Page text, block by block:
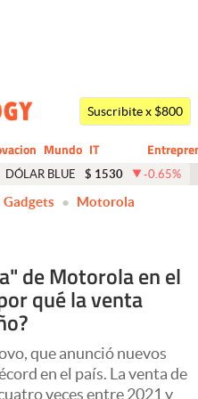
Suscribite x $800
Mundo
CIO
IT
Business
DÓLAR BLUE $ 1530 -0.65%
Gadgets Motorola
de Motorola en el
qué la venta
que anunció nuevos
en el país. La venta de
veces entre 2021 y